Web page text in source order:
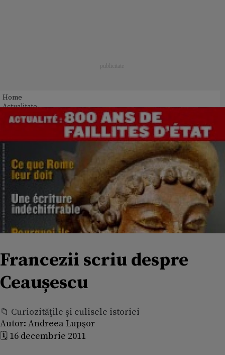
Home
Actualitate
Francezii scriu despre
Ceaușescu
📁 Curiozităţile şi culisele istoriei
Autor: Andreea Lupşor
🗓️ 16 decembrie 2011